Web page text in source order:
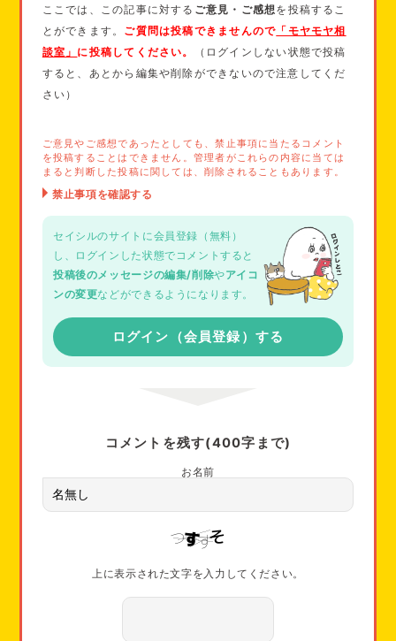
ここでは、この記事に対する ご意見・ご感想を投稿するこ
とができます。 ご質問は投稿できませんので 「モヤモヤ相
談室」 に投稿してください。
（ログインしない状態で投稿
すると、あとから編集や削除ができないので注意してくだ
さい）
ご意見やご感想であったとしても、禁止事項に当たるコメント
を投稿することはできません。管理者がこれらの内容に当ては
まると判断した投稿に関しては、削除されることもあります。
セイシルのサイトに会員登録（無料）
し、ログインした状態でコメントすると
投稿後のメッセージの編集/削除やアイコ
ンの変更などができるようになります。
ログイン（会員登録）する
コメントを残す(400字まで)
お名前
上に表示された文字を入力してください。